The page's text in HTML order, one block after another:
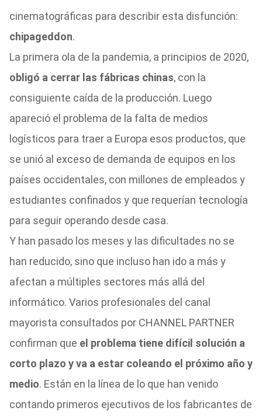
cinematográficas para describir esta disfunción:
chipageddon.
La primera ola de la pandemia, a principios de 2020,
obligó a cerrar las fábricas chinas, con la
consiguiente caída de la producción. Luego
apareció el problema de la falta de medios
logísticos para traer a Europa esos productos, que
se unió al exceso de demanda de equipos en los
países occidentales, con millones de empleados y
estudiantes confinados y que requerían tecnología
para seguir operando desde casa.
Y han pasado los meses y las dificultades no se
han reducido, sino que incluso han ido a más y
afectan a múltiples sectores más allá del
informático. Varios profesionales del canal
mayorista consultados por CHANNEL PARTNER
confirman que el problema tiene difícil solución a
corto plazo y va a estar coleando el próximo año y
medio. Están en la línea de lo que han venido
contando primeros ejecutivos de los fabricantes de